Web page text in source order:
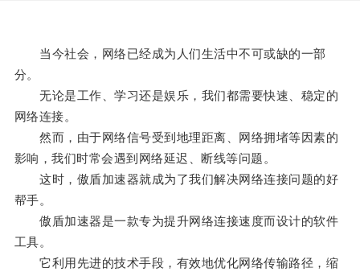
当今社会，网络已经成为人们生活中不可或缺的一部
分。
无论是工作、学习还是娱乐，我们都需要快速、稳定的
网络连接。
然而，由于网络信号受到地理距离、网络拥堵等因素的
影响，我们时常会遇到网络延迟、断线等问题。
这时，傲盾加速器就成为了我们解决网络连接问题的好
帮手。
傲盾加速器是一款专为提升网络连接速度而设计的软件
工具。
它利用先进的技术手段，有效地优化网络传输路径，缩